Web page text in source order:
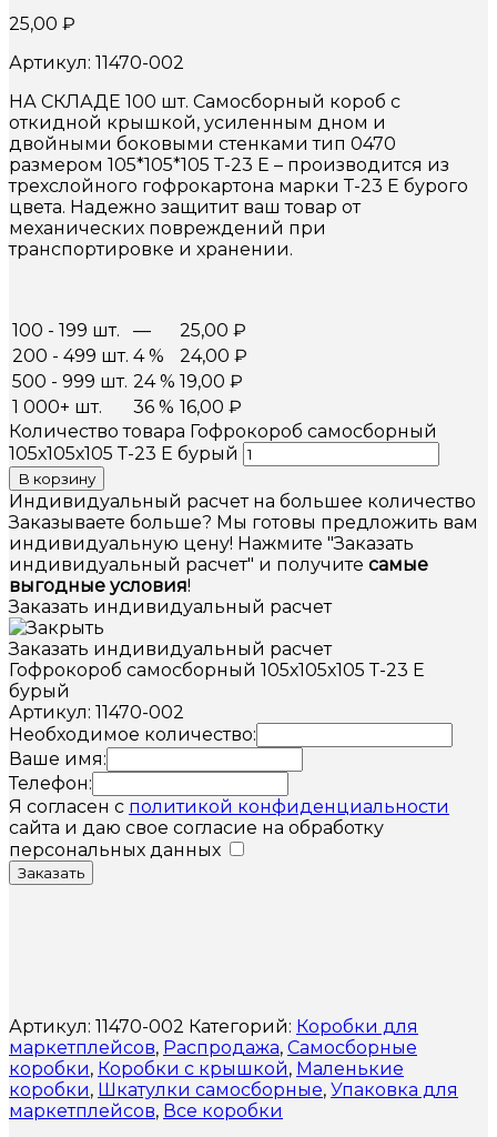
25,00 ₽
Артикул: 11470-002
НА СКЛАДЕ 100 шт. Самосборный короб с
откидной крышкой, усиленным дном и
двойными боковыми стенками тип 0470
размером 105*105*105 Т-23 Е – производится из
трехслойного гофрокартона марки Т-23 Е бурого
цвета. Надежно защитит ваш товар от
механических повреждений при
транспортировке и хранении.
100 - 199 шт. — 25,00 ₽
200 - 499 шт. 4 % 24,00 ₽
500 - 999 шт. 24 % 19,00 ₽
1 000+ шт.
36 % 16,00 ₽
Количество товара Гофрокороб самосборный
105х105х105 Т-23 Е бурый
В корзину
Индивидуальный расчет на большее количество
Заказываете больше? Мы готовы предложить вам
индивидуальную цену! Нажмите "Заказать
индивидуальный расчет" и получите самые
выгодные условия!
Заказать индивидуальный расчет
Заказать индивидуальный расчет
Гофрокороб самосборный 105х105х105 Т-23 Е
бурый
Артикул: 11470-002
Необходимое количество:
Ваше имя:
Телефон:
Я согласен с политикой конфиденциальности
сайта и даю свое согласие на обработку
персональных данных
Заказать
Артикул: 11470-002 Категорий: Коробки для
маркетплейсов, Распродажа, Самосборные
коробки, Коробки с крышкой, Маленькие
коробки, Шкатулки самосборные, Упаковка для
маркетплейсов, Все коробки